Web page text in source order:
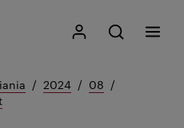
Mitt Kristiania
Åpne søk
Søk
Meny
2024
08